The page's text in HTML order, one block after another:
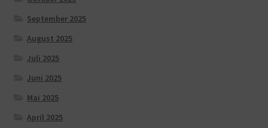
September 2025
August 2025
Juli 2025
Juni 2025
Mai 2025
April 2025